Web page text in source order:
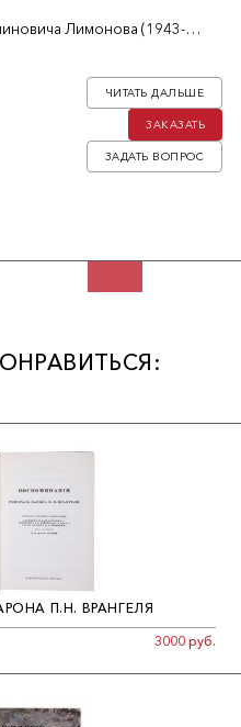
Лимонова (1943-
юношу. Книга примыкает к
«Подросток Савенко» и «У
ЗАДАТЬ ВОПРОС
ЗАКАЗАТЬ
ЧИТАТЬ ДАЛЬШЕ
П.Н. ВРАНГЕЛЯ
3000 руб.